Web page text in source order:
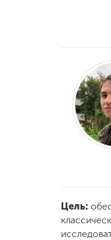
Международная
деятельность
Другие виды
деятельности
Сведения об
образовательной
организации
Цель: